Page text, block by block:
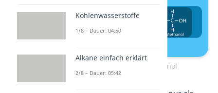
Methanal zu Methanol
Kohlenwasserstoffe
1/8 – Dauer: 04:50
Alkane einfach erklärt
2/8 – Dauer: 05:42